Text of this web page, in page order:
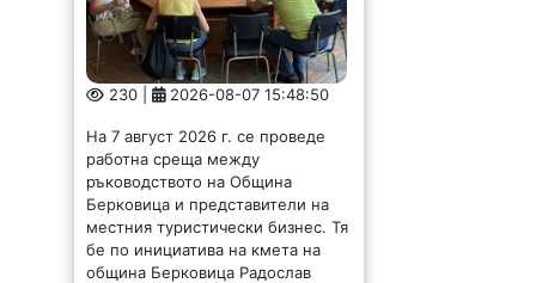
230 | 2026-08-07 15:48:50
На 7 август 2026 г. се проведе
работна среща между
ръководството на Община
Берковица и представители на
местния туристически бизнес. Тя
бе по инициатива на кмета на
община Берковица Радослав